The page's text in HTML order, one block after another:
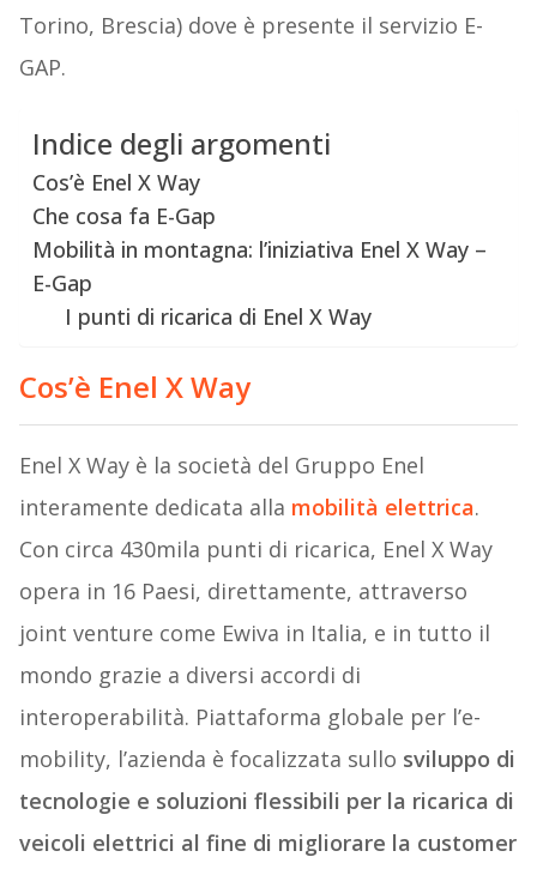
Torino, Brescia) dove è presente il servizio E-
GAP.
Indice degli argomenti
Cos’è Enel X Way
Che cosa fa E-Gap
Mobilità in montagna: l’iniziativa Enel X Way –
E-Gap
I punti di ricarica di Enel X Way
Cos’è Enel X Way
Enel X Way è la società del Gruppo Enel
interamente dedicata alla mobilità elettrica.
Con circa 430mila punti di ricarica, Enel X Way
opera in 16 Paesi, direttamente, attraverso
joint venture come Ewiva in Italia, e in tutto il
mondo grazie a diversi accordi di
interoperabilità. Piattaforma globale per l’e-
mobility, l’azienda è focalizzata sullo sviluppo di
tecnologie e soluzioni flessibili per la ricarica di
veicoli elettrici al fine di migliorare la customer